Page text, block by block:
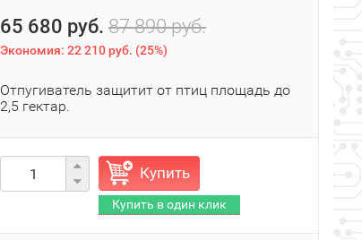
65 680 руб. 87 890 руб.
Экономия: 22 210 руб. (25%)
Отпугиватель защитит от птиц площадь до
2,5 гектар.
Купить